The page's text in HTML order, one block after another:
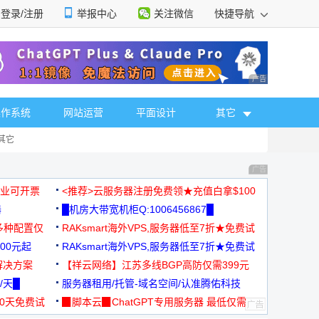
登录/注册 举报中心 关注微信 快捷导航
广告 商业广告，理
系统 网站运营 平面设计 其它
它
广告 商业广告，理
可开票
<推荐>云服务器注册免费领★充值白拿$100
█机房大带宽机柜Q:1006456867█
种配置仅
RAKsmart海外VPS,服务器低至7折★免费试
用★
元起
RAKsmart海外VPS,服务器低至7折★免费试
用★
决方案
【祥云网络】江苏多线BGP高防仅需399元
█
服务器租用/托管-域名空间/认准腾佑科技
免费试
▉脚本云▉ChatGPT专用服务器 最低仅需